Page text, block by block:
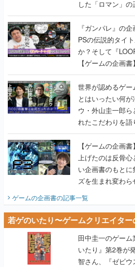
した「ロマン」
書】
『ガンパレ』の
PSの伝説的タイ
か？そして『
【ゲームの企画書】
世界が認めるゲー
とはいったい何
ウ・外山圭一郎
れたこだわりを
画書】
【ゲームの企画
上げたのは反骨
い企画書のもとに
ズを生まれ変わ
ゲームの企画書の記事一覧
若ゲのいたり〜ゲームクリエイタ
田中圭一のゲー
いたり』第2巻が
智さん、『ゼビ